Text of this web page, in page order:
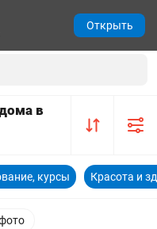
в
курсы Красота и
Открыть